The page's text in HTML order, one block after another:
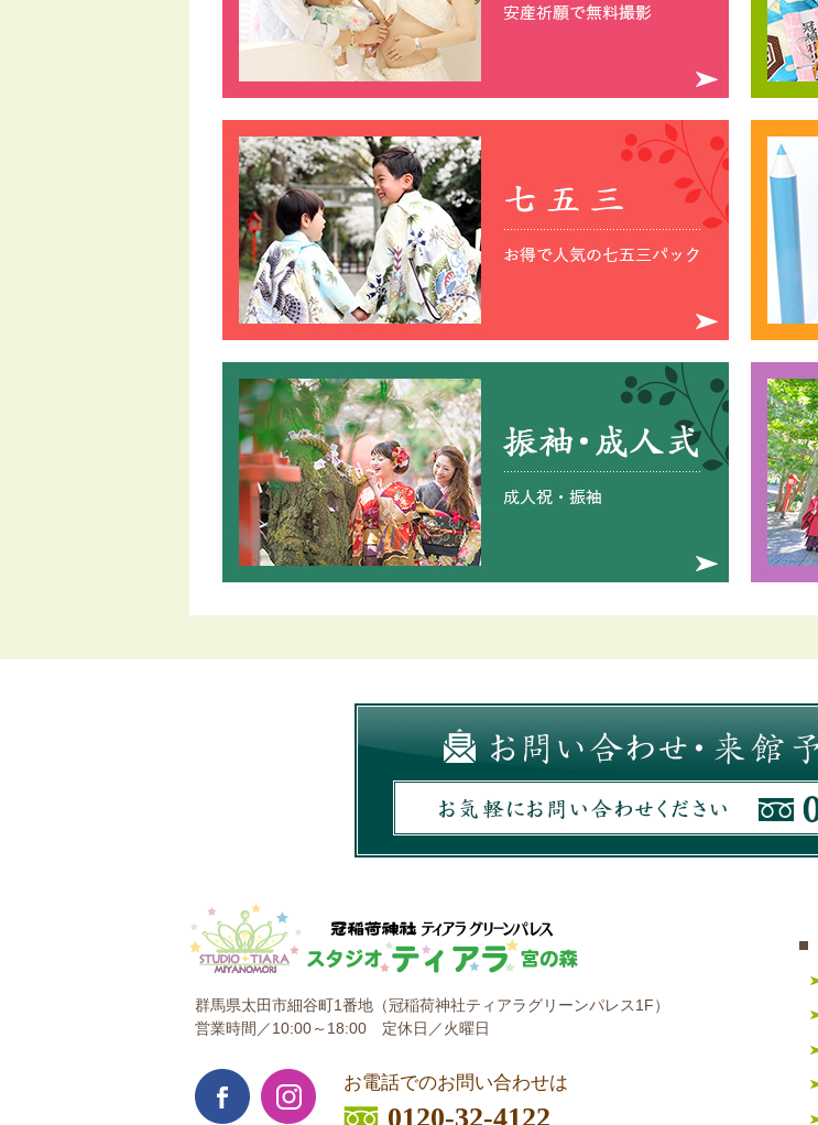
群馬県太田市細谷町1番地（冠稲荷神社ティアラグリーンパレス1F）
営業時間／10:00～18:00 定休日／火曜日
お電話でのお問い合わせは
0120-32-4122